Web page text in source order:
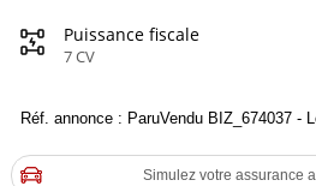
Puissance fiscale
7 CV
Réf. annonce : ParuVendu BIZ_674037 -
Simulez votre assurance